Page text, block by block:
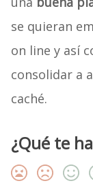
se quieran
on line y así
consolidar a
caché.
¿Qué te